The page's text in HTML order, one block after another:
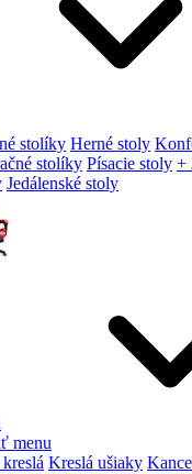
stolíky Herné stoly
stolíky Písacie stoly +
Jedálenské stoly
menu
Kreslá ušiaky